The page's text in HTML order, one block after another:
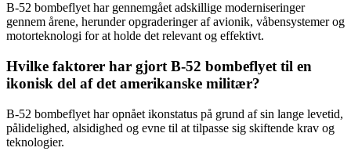
B-52 bombeflyet har gennemgået adskillige moderniseringer
gennem årene, herunder opgraderinger af avionik, våbensystemer og
motorteknologi for at holde det relevant og effektivt.
Hvilke faktorer har gjort B-52 bombeflyet til en
ikonisk del af det amerikanske militær?
B-52 bombeflyet har opnået ikonstatus på grund af sin lange levetid,
pålidelighed, alsidighed og evne til at tilpasse sig skiftende krav og
teknologier.